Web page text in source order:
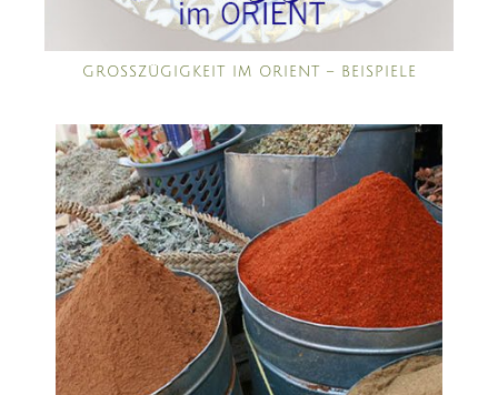
GROSSZÜGIGKEIT IM ORIENT – BEISPIELE